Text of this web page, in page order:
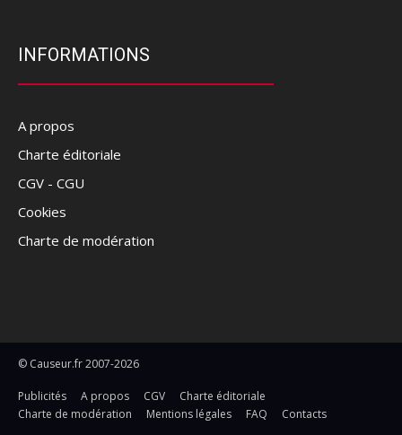
INFORMATIONS
A propos
Charte éditoriale
CGV - CGU
Cookies
Charte de modération
© Causeur.fr 2007-2026
Publicités A propos CGV
Charte éditoriale
Charte de modération
Mentions légales FAQ Contacts